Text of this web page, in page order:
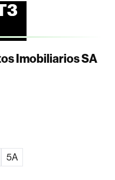
Imobiliarios SA
5A